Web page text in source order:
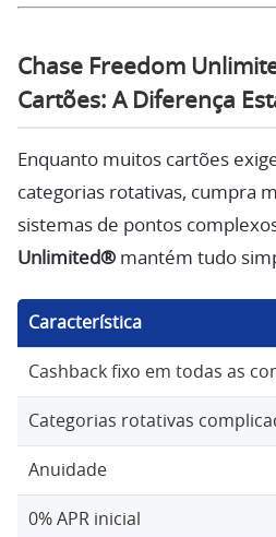
Chase Freedom
Cartões: A Diferença
Enquanto muitos cartões
categorias rotativas, cumpra
sistemas de pontos
Unlimited® mantém tudo
Característica
Cashback fixo em todas as
Categorias rotativas
Anuidade
0% APR inicial